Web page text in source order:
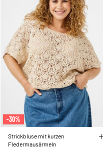
-30%
Strickbluse mit kurzen
Fledermausärmeln